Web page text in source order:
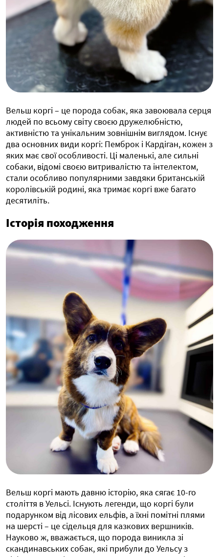
Вельш коргі – це порода собак, яка завоювала серця
людей по всьому світу своєю дружелюбністю,
активністю та унікальним зовнішнім виглядом. Існує
два основних види коргі: Пемброк і Кардіган, кожен з
яких має свої особливості. Ці маленькі, але сильні
собаки, відомі своєю витривалістю та інтелектом,
стали особливо популярними завдяки британській
королівській родині, яка тримає коргі вже багато
десятиліть.
Історія походження
Вельш коргі мають давню історію, яка сягає 10-го
століття в Уельсі. Існують легенди, що коргі були
подарунком від лісових ельфів, а їхні помітні плями
на шерсті – це сідельця для казкових вершників.
Науково ж, вважається, що порода виникла зі
скандинавських собак, які прибули до Уельсу з